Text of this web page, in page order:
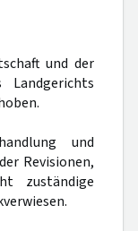
und der
und
Revisionen,
zuständige